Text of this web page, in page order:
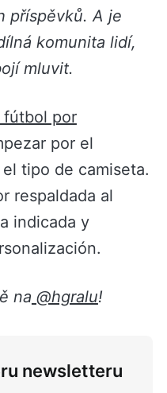
příspěvků. A je
komunita lidí,
mluvit.
fútbol por
por el
tipo de camiseta.
respaldada al
indicada y
na @hgralu!
newsletteru